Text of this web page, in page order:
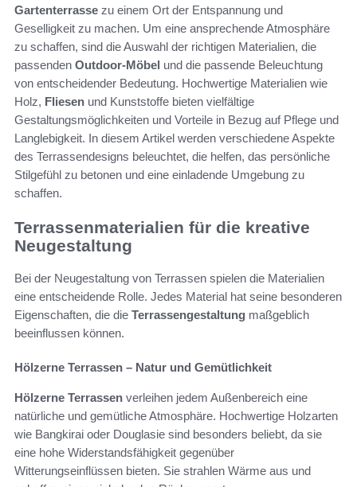
Gartenterrasse zu einem Ort der Entspannung und
Geselligkeit zu machen. Um eine ansprechende Atmosphäre
zu schaffen, sind die Auswahl der richtigen Materialien, die
passenden Outdoor-Möbel und die passende Beleuchtung
von entscheidender Bedeutung. Hochwertige Materialien wie
Holz, Fliesen und Kunststoffe bieten vielfältige
Gestaltungsmöglichkeiten und Vorteile in Bezug auf Pflege und
Langlebigkeit. In diesem Artikel werden verschiedene Aspekte
des Terrassendesigns beleuchtet, die helfen, das persönliche
Stilgefühl zu betonen und eine einladende Umgebung zu
schaffen.
Terrassenmaterialien für die kreative
Neugestaltung
Bei der Neugestaltung von Terrassen spielen die Materialien
eine entscheidende Rolle. Jedes Material hat seine besonderen
Eigenschaften, die die Terrassengestaltung maßgeblich
beeinflussen können.
Hölzerne Terrassen – Natur und Gemütlichkeit
Hölzerne Terrassen verleihen jedem Außenbereich eine
natürliche und gemütliche Atmosphäre. Hochwertige Holzarten
wie Bangkirai oder Douglasie sind besonders beliebt, da sie
eine hohe Widerstandsfähigkeit gegenüber
Witterungseinflüssen bieten. Sie strahlen Wärme aus und